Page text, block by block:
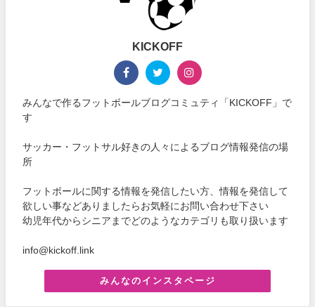
KICKOFF
みんなで作るフットボールブログコミュティ「KICKOFF」で
す
サッカー・フットサル好きの人々によるブログ情報発信の場
所
フットボールに関する情報を発信したい方、情報を発信して
欲しい事などありましたらお気軽にお問い合わせ下さい
幼児年代からシニアまでどのようなカテゴリも取り扱います
info@kickoff.link
みんなのインスタページ